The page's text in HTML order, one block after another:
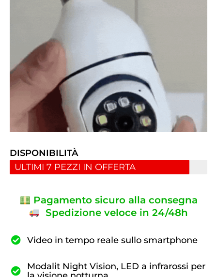
DISPONIBILITÀ
ULTIMI 7 PEZZI IN OFFERTA
Pagamento sicuro alla consegna
Spedizione veloce in 24/48h
Video in tempo reale sullo smartphone
Modalit Night Vision, LED a infrarossi per